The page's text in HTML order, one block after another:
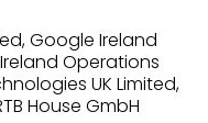
Google Ireland
Operations
UK Limited,
House GmbH